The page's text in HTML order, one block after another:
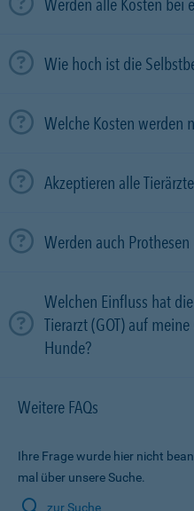
Werden alle Kosten bei
Wie hoch ist die
Welche Kosten werden
Akzeptieren alle
Werden auch
Welchen Einfluss hat
Tierarzt (GOT) auf
Hunde?
Weitere FAQs
Ihre Frage wurde hier nicht
mal über unsere Suche.
zur Suche